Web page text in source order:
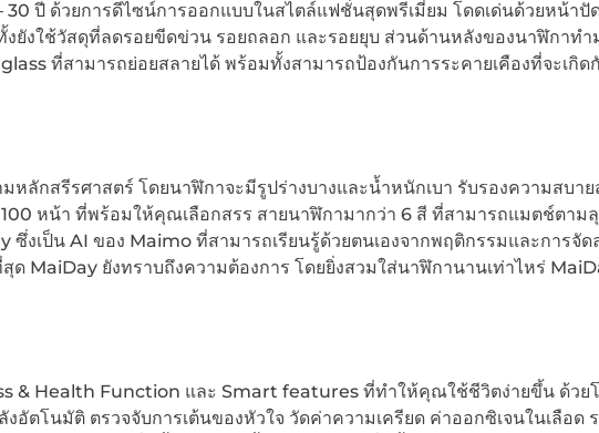
30 ปี ด้วยการดีไซน์การออกแบบในสไตล์แฟชั่นสุดพรีเมี่ยม โดดเด่นด้วยหน้าปั
ยังใช้วัสดุที่ลดรอยขีดข่วน รอยถลอก และรอยยุบ ส่วนด้านหลังของนาฬิกาทำ
ที่สามารถย่อยสลายได้ พร้อมทั้งสามารถป้องกันการระคายเคืองที่จะเกิด
หลักสรีรศาสตร์ โดยนาฬิกาจะมีรูปร่างบางและน้ำหนักเบา รับรองความสบา
หน้า ที่พร้อมให้คุณเลือกสรร สายนาฬิกามากว่า 6 สี ที่สามารถแมตช์ตาม
ซึ่งเป็น AI ของ Maimo ที่สามารถเรียนรู้ด้วยตนเองจากพฤติกรรมและการจั
ด MaiDay ยังทราบถึงความต้องการ โดยยิ่งสวมใส่นาฬิกานานเท่าไหร่
& Health Function และ Smart features ที่ทำให้คุณใช้ชีวิตง่ายขึ้น ด้วย
อัตโนมัติ ตรวจจับการเต้นของหัวใจ วัดค่าความเครียด ค่าออกซิเจนในเลือด